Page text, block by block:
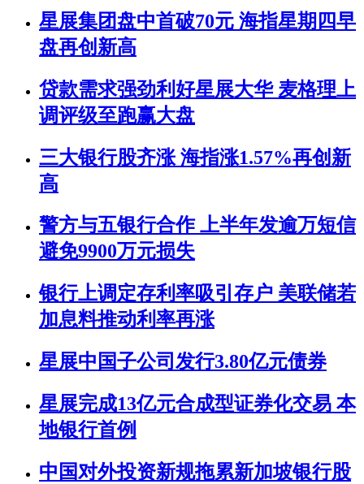
星展集团盘中首破70元 海指星期四早
盘再创新高
贷款需求强劲利好星展大华 麦格理上
调评级至跑赢大盘
三大银行股齐涨 海指涨1.57%再创新
高
警方与五银行合作 上半年发逾万短信
避免9900万元损失
银行上调定存利率吸引存户 美联储若
加息料推动利率再涨
星展中国子公司发行3.80亿元债券
星展完成13亿元合成型证券化交易 本
地银行首例
中国对外投资新规拖累新加坡银行股